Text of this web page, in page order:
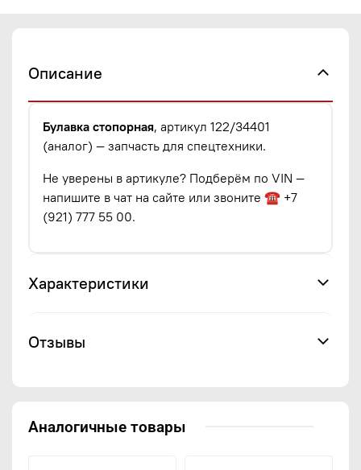
Описание
Булавка стопорная, артикул 122/34401
(аналог) — запчасть для спецтехники.
Не уверены в артикуле? Подберём по VIN —
напишите в чат на сайте или звоните ☎ +7
(921) 777 55 00.
Характеристики
Отзывы
Аналогичные товары